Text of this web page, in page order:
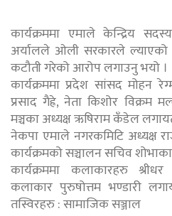
कार्यक्रममा एमाले केन्द्रिय
अर्यालले ओली सरकारले ल्याएको
कटौती गरेको आरोप लगाउनु भयो ।
कार्यक्रममा प्रदेश सांसद मोहन
प्रसाद गैह्रे, नेता किशोर विक्रम
मञ्चका अध्यक्ष ऋषिराम कँडेल
नेकपा एमाले नगरकमिटि अध्यक्ष
कार्यक्रमको सञ्चालन सचिव
कार्यक्रममा कलाकारहरु श्रीधर
कलाकार पुरुषोत्तम भण्डारी
तस्विरहरु : सामाजिक सञ्जाल